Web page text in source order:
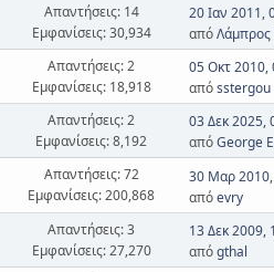
Απαντήσεις: 14
Εμφανίσεις: 30,934
20 Ιαν
από
Απαντήσεις: 2
Εμφανίσεις: 18,918
05 Οκτ
απόsstergou
Απαντήσεις: 2
Εμφανίσεις: 8,192
03 Δεκ
απόGeorge
Απαντήσεις: 72
Εμφανίσεις: 200,868
30 Μαρ
απόevry
Απαντήσεις: 3
Εμφανίσεις: 27,270
13 Δεκ
απόgthal